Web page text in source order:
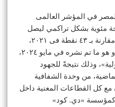
في المؤشر العالمى
الموازنة بزيادة ٣٦ درجة مئوية بشكل تراكمي ليصل
إلى ٤٩ نقطة مئوية عام ٢٠٢٣، مقارنة بـ ٤٣ نقطة فى ٢٠٢١،
ومقارنة بـ ١٣ نقطة عام ٢٠١٢، و هو ما تم نشره في مايو ٢٠٢٤،
وذلك نتيجةً للجهود
من وحدة الشفافية
مع كل القطاعات المعنية داخل
كمؤسسة «دي. كود»